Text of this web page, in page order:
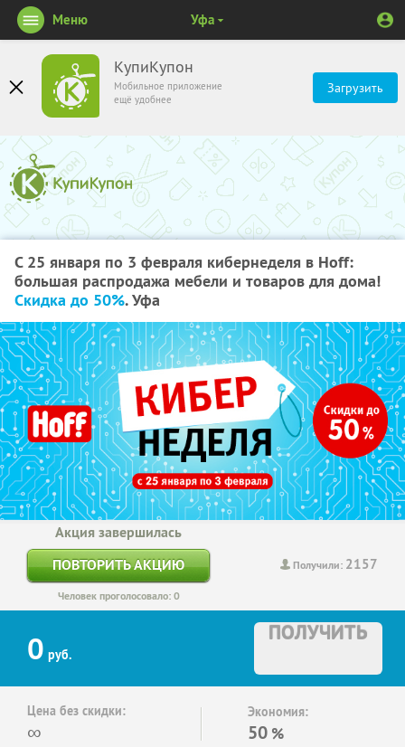
КупиКупон
Мобильное приложение
ещё удобнее
Загрузить
Меню Уфа
С 25 января по 3 февраля кибернеделя в Hoff:
большая распродажа мебели и товаров для дома!
Скидка до 50%. Уфа
Получили: 2157
Акция завершилась
ПОВТОРИТЬ АКЦИЮ
Человек проголосовало: 0
0 руб.
ПОЛУЧИТЬ
Цена без скидки:
∞
Экономия:
50 %